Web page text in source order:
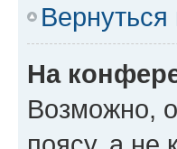
Вернуться
На
Возможно,